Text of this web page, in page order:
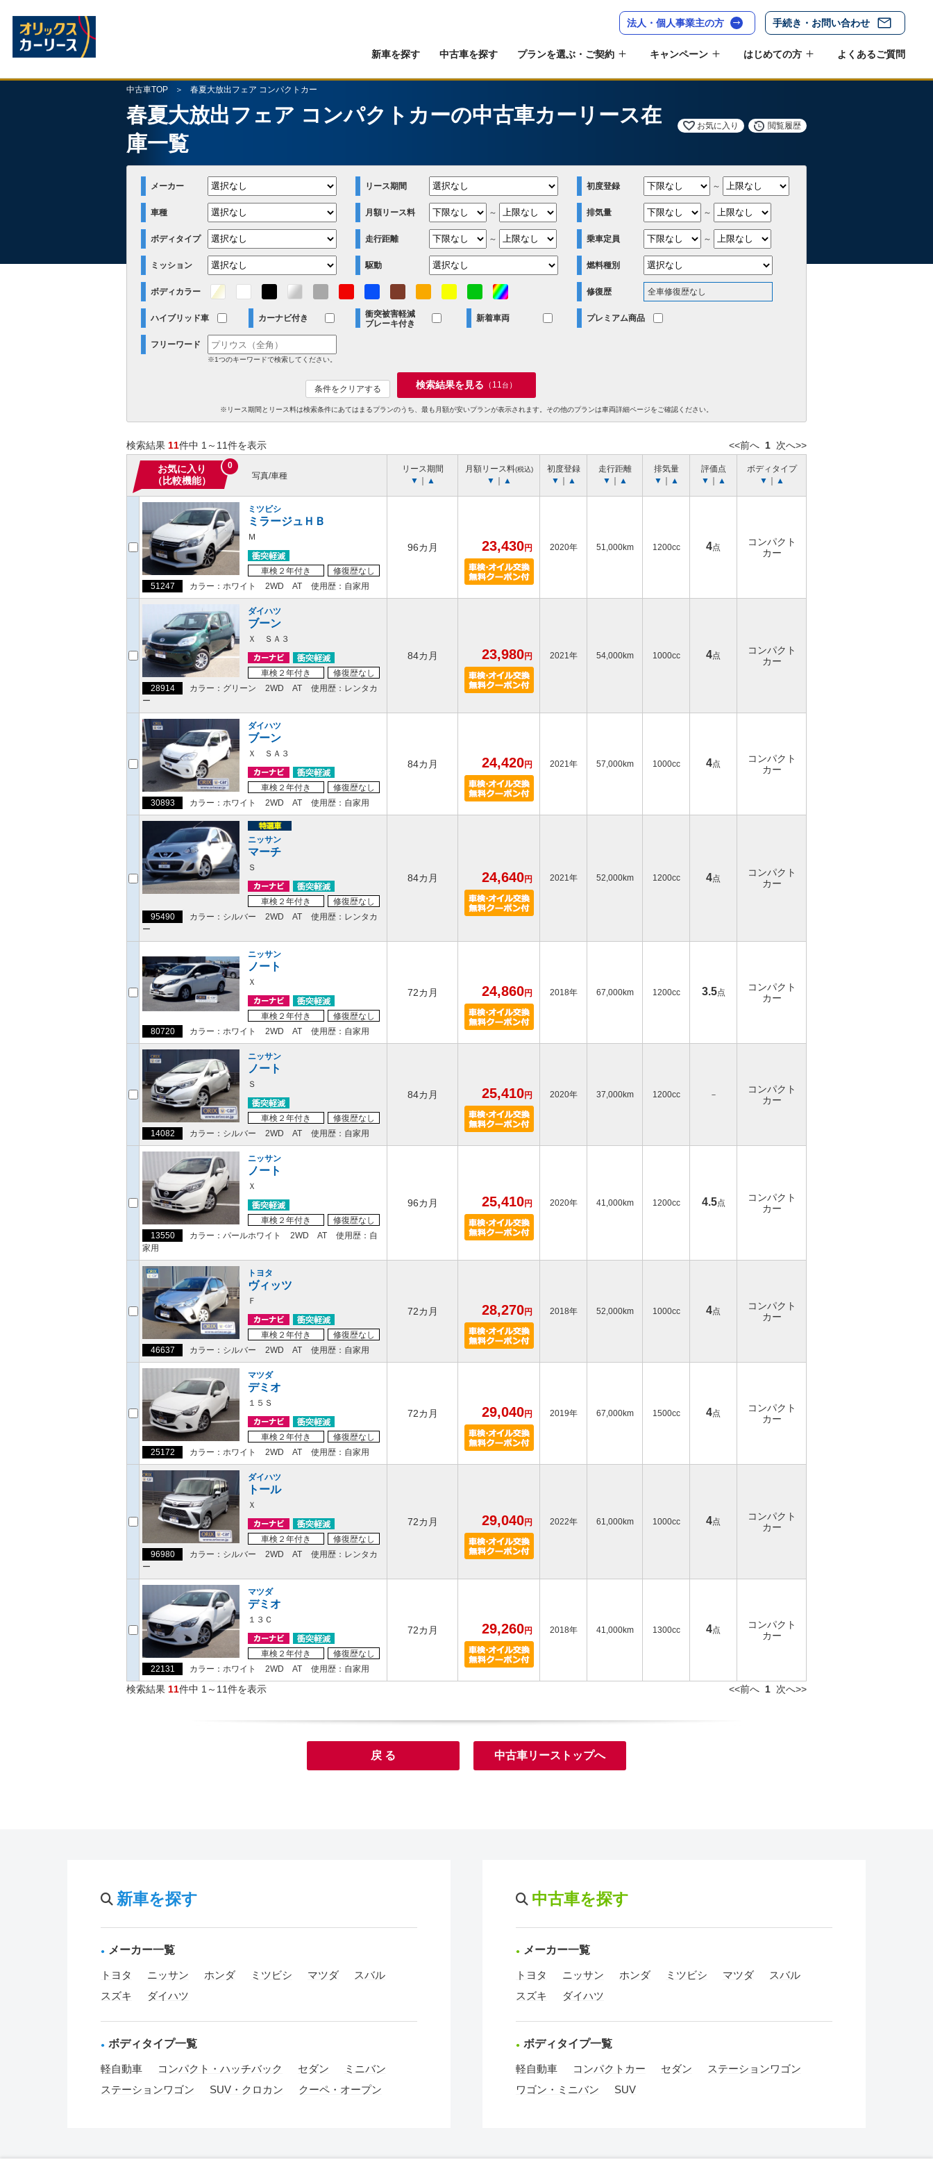
法人・個人事業主の方 手続き・お問い合わせ
新車を探す 中古車を探す プランを選ぶ・ご契約 キャンペーン はじめての方 よくあるご質問
中古車TOP 春夏大放出フェア コンパクトカー
春夏大放出フェア コンパクトカーの中古車カーリース在
庫一覧
お気に入り 閲覧履歴
メーカー リース期間 初度登録 ～
車種 月額リース料 ～ 排気量 ～
ボディタイプ 走行距離 ～ 乗車定員 ～
ミッション 駆動 燃料種別
ボディカラー 修復歴 全車修復歴なし
ハイブリッド車 カーナビ付き
衝突被害軽減
ブレーキ付き
新着車両 プレミアム商品
フリーワード
※1つのキーワードで検索してください。
条件をクリアする 検索結果を見る （ 11台 ）
※リース期間とリース料は検索条件にあてはまるプランのうち、最も月額が安いプランが表示されます。その他のプランは車両詳細ページをご確認ください。
検索結果 11件中 1～11件を表示 <<前へ 1 次へ>>
お気に入り
（比較機能）
0
写真/車種
リース期間
▼
▲
月額リース料(税込)
▼ ▲
初度登録
▼
▲
走行距離
▼
▲
排気量
▼
▲
評価点
▼
▲
ボディタイプ
▼
▲
ミツビシ
ミラージュＨＢ
Ｍ
車検２年付き
修復歴なし
51247
カラー：ホワイト 2WD AT 使用歴：自家用
96カ月 23,430円 2020年 51,000km 1200cc 4点
コンパクト
カー
ダイハツ
ブーン
Ｘ ＳＡ３
車検２年付き
修復歴なし
28914
カラー：グリーン 2WD AT
使用歴：レンタカ
ー
84カ月 23,980円 2021年 54,000km 1000cc 4点
コンパクト
カー
ダイハツ
ブーン
Ｘ ＳＡ３
車検２年付き
修復歴なし
30893
カラー：ホワイト 2WD AT 使用歴：自家用
84カ月 24,420円 2021年 57,000km 1000cc 4点
コンパクト
カー
ニッサン
マーチ
Ｓ
車検２年付き
修復歴なし
95490
カラー：シルバー 2WD AT
使用歴：レンタカ
ー
84カ月 24,640円 2021年 52,000km 1200cc 4点
コンパクト
カー
ニッサン
ノート
Ｘ
車検２年付き
修復歴なし
80720
カラー：ホワイト 2WD AT 使用歴：自家用
72カ月 24,860円 2018年 67,000km 1200cc 3.5点
コンパクト
カー
ニッサン
ノート
Ｓ
車検２年付き
修復歴なし
14082
カラー：シルバー 2WD AT 使用歴：自家用
84カ月 25,410円 2020年 37,000km 1200cc －
コンパクト
カー
ニッサン
ノート
Ｘ
車検２年付き
修復歴なし
13550
カラー：パールホワイト 2WD AT
使用歴：自
家用
96カ月 25,410円 2020年 41,000km 1200cc 4.5点
コンパクト
カー
トヨタ
ヴィッツ
Ｆ
車検２年付き
修復歴なし
46637
カラー：シルバー 2WD AT 使用歴：自家用
72カ月 28,270円 2018年 52,000km 1000cc 4点
コンパクト
カー
マツダ
デミオ
１５Ｓ
車検２年付き
修復歴なし
25172
カラー：ホワイト 2WD AT 使用歴：自家用
72カ月 29,040円 2019年 67,000km 1500cc 4点
コンパクト
カー
ダイハツ
トール
Ｘ
車検２年付き
修復歴なし
96980
カラー：シルバー 2WD AT
使用歴：レンタカ
ー
72カ月 29,040円 2022年 61,000km 1000cc 4点
コンパクト
カー
マツダ
デミオ
１３Ｃ
車検２年付き
修復歴なし
22131
カラー：ホワイト 2WD AT 使用歴：自家用
72カ月 29,260円 2018年 41,000km 1300cc 4点
コンパクト
カー
検索結果 11件中 1～11件を表示 <<前へ 1 次へ>>
戻 る 中古車リーストップへ
新車を探す
メーカー一覧
トヨタ ニッサン ホンダ ミツビシ マツダ
スバル
スズキ
ダイハツ
ボディタイプ一覧
軽自動車 コンパクト・ハッチバック セダン
ミニバン
ステーションワゴン
SUV・クロカン クーペ・オープン
中古車を探す
メーカー一覧
トヨタ ニッサン ホンダ ミツビシ マツダ
スバル
スズキ
ダイハツ
ボディタイプ一覧
軽自動車 コンパクトカー セダン
ステーションワゴン
ワゴン・ミニバン
SUV